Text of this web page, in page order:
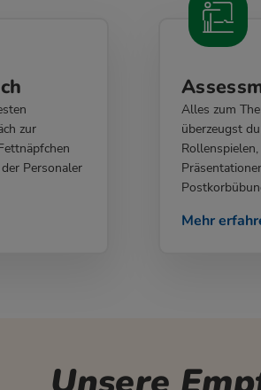
zur
Personaler
Alles zum
überzeugst
Mehr